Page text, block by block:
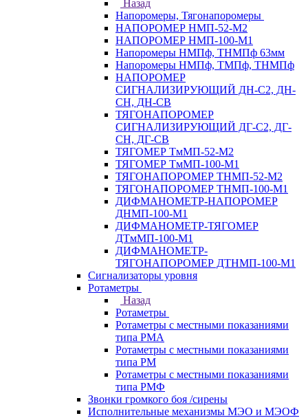
Назад
Напоромеры, Тягонапоромеры
НАПОРОМЕР НМП-52-М2
НАПОРОМЕР НМП-100-М1
Напоромеры НМПф, ТНМПф 63мм
Напоромеры НМПф, ТМПф, ТНМПф
НАПОРОМЕР
СИГНАЛИЗИРУЮЩИЙ ДН-С2, ДН-
СН, ДН-СВ
ТЯГОНАПОРОМЕР
СИГНАЛИЗИРУЮЩИЙ ДГ-С2, ДГ-
СН, ДГ-СВ
ТЯГОМЕР ТмМП-52-М2
ТЯГОМЕР ТмМП-100-М1
ТЯГОНАПОРОМЕР ТНМП-52-М2
ТЯГОНАПОРОМЕР ТНМП-100-М1
ДИФМАНОМЕТР-НАПОРОМЕР
ДНМП-100-М1
ДИФМАНОМЕТР-ТЯГОМЕР
ДТмМП-100-М1
ДИФМАНОМЕТР-
ТЯГОНАПОРОМЕР ДТНМП-100-М1
Сигнализаторы уровня
Ротаметры
Назад
Ротаметры
Ротаметры с местными показаниями
типа РМА
Ротаметры с местными показаниями
типа РМ
Ротаметры с местными показаниями
типа РМФ
Звонки громкого боя /сирены
Исполнительные механизмы МЭО и МЭОФ